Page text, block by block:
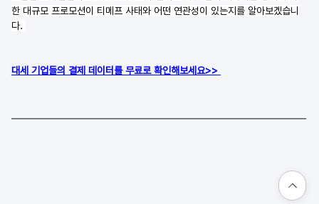
한 대규모 프로모션이 티메프 사태와 어떤 연관성이 있는지를 알아보겠습니
다.
대세 기업들의 결제 데이터를 무료로 확인해보세요>>